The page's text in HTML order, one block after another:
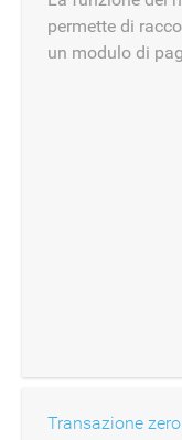
permette di
un modulo di
Transazione zero